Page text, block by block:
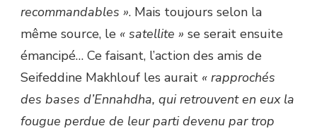
recommandables ». Mais toujours selon la
même source, le « satellite » se serait ensuite
émancipé… Ce faisant, l’action des amis de
Seifeddine Makhlouf les aurait « rapprochés
des bases d’Ennahdha, qui retrouvent en eux la
fougue perdue de leur parti devenu par trop